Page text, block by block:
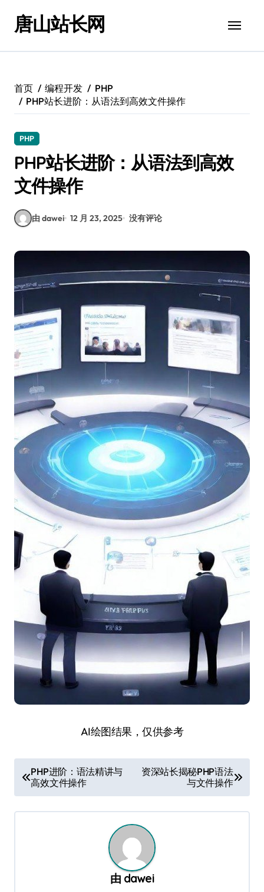
唐山站长网
首页 编程开发
PHP
PHP站长进阶：从语法到高效文件操作
PHP
PHP站长进阶：从语法到高效
文件操作
由 dawei 12 月 23, 2025 没有评论
AI绘图结果，仅供参考
章
导
PHP进阶：语法精讲与
高效文件操作
资深站长揭秘PHP语法
与文件操作
由 dawei